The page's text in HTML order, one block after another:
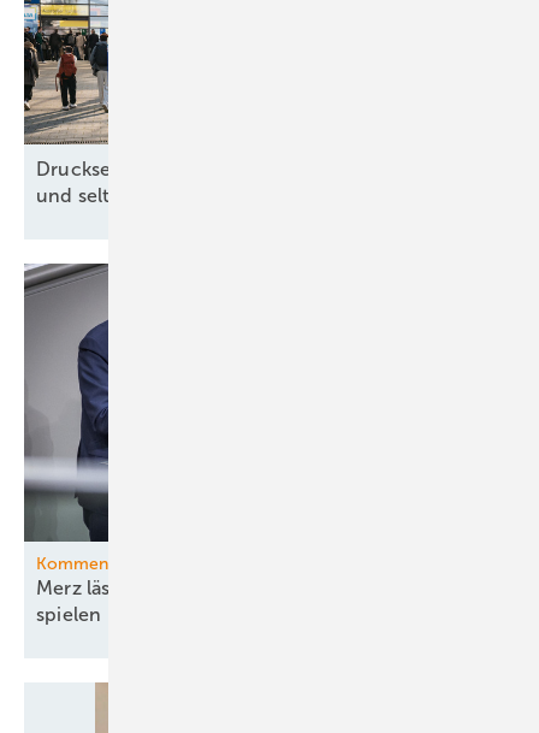
Drucksensorik in Rotorblatt-Unterlegscheiben
und seltene Erden vom
Kommentar
Merz lässt die Ministerin ihr böses Bühnenstück
spielen – und pokert mit